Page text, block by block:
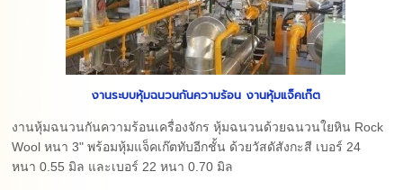
งานระบบหุ้มฉนวนกันความร้อน งานหุ้มแจ็คเก๊ต
งานหุ้มฉนวนกันความร้อนเครื่องจักร หุ้มฉนวนด้วยฉนวนใยหิน Rock
Wool หนา 3" พร้อมหุ้มแจ็คเก๊ตทับอีกชั้น ด้วยวัสดัสังกะสี เบอร์ 24
หนา 0.55 มิล และเบอร์ 22 หนา 0.70 มิล